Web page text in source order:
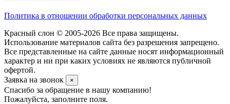
Политика в отношении обработки персональных данных
Красный слон © 2005-2026 Все права защищены.
Использование материалов сайта без разрешения запрещено.
Все представленные на сайте данные носят информационный
характер и ни при каких условиях не являются публичной
офертой.
Заявка на звонок
×
Спасибо за обращение в нашу компанию!
Пожалуйста, заполните поля.